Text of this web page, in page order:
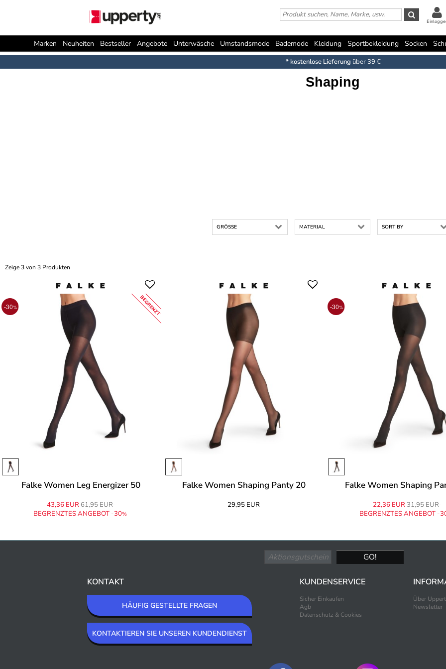
Marken Neuheiten Bestseller Angebote Unterwäsche Umstandsmode Bademode Kleidung Sportbekleidung Socken
* kostenlose Lieferung über 39 €
Shaping
GRÖSSE MATERIAL SORT BY
Zeige 3 von 3 Produkten
-30% BEGRENZT
Falke Women Leg Energizer 50
43,36 EUR61,95 EUR
BEGRENZTES ANGEBOT -30%
Falke Women Shaping Panty 20
29,95 EUR
-30%
Falke Women Shaping
22,36 EUR31,95 EUR
BEGRENZTES ANGEBOT -
KONTAKT
HÄUFIG GESTELLTE FRAGEN
KONTAKTIEREN SIE UNSEREN KUNDENDIENST
KUNDENSERVICE
Sicher Einkaufen
Agb
Datenschutz & Cookies
Über
Newsletter